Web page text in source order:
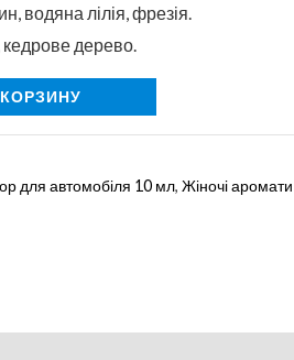
водяна лілія, фрезія.
дерево.
для автомобіля 10 мл,Жіночі аромати